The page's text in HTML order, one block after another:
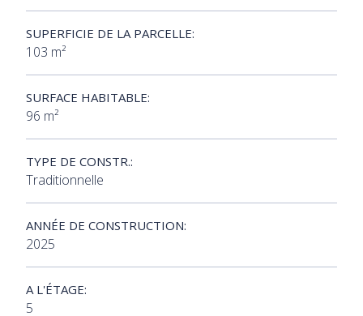
SUPERFICIE DE LA PARCELLE:
103 m²
SURFACE HABITABLE:
96 m²
TYPE DE CONSTR.:
Traditionnelle
ANNÉE DE CONSTRUCTION:
2025
A L'ÉTAGE:
5